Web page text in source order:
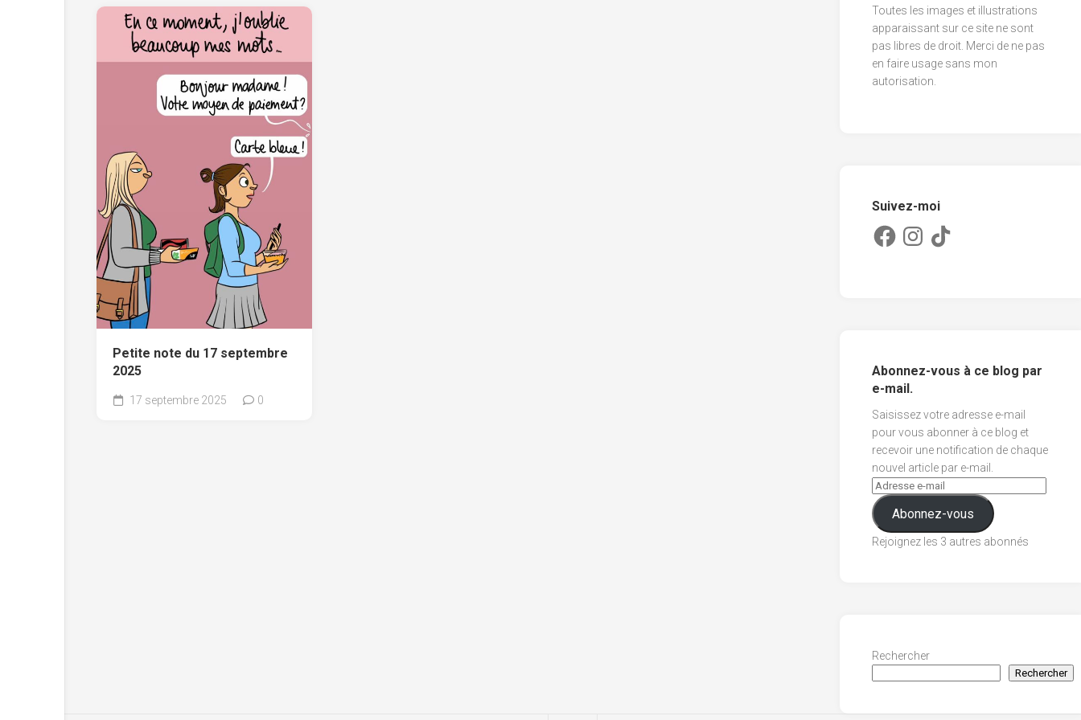
Petite note du 17 septembre
2025
17 septembre 2025 0
Toutes les images et illustrations
apparaissant sur ce site ne sont
pas libres de droit. Merci de ne pas
en faire usage sans mon
autorisation.
Suivez-moi
FacebookInstagram
TikTok
Abonnez-vous à ce blog par
e-mail.
Saisissez votre adresse e-mail
pour vous abonner à ce blog et
recevoir une notification de chaque
nouvel article par e-mail.
Abonnez-vous
Rejoignez les 3 autres abonnés
Rechercher
Rechercher